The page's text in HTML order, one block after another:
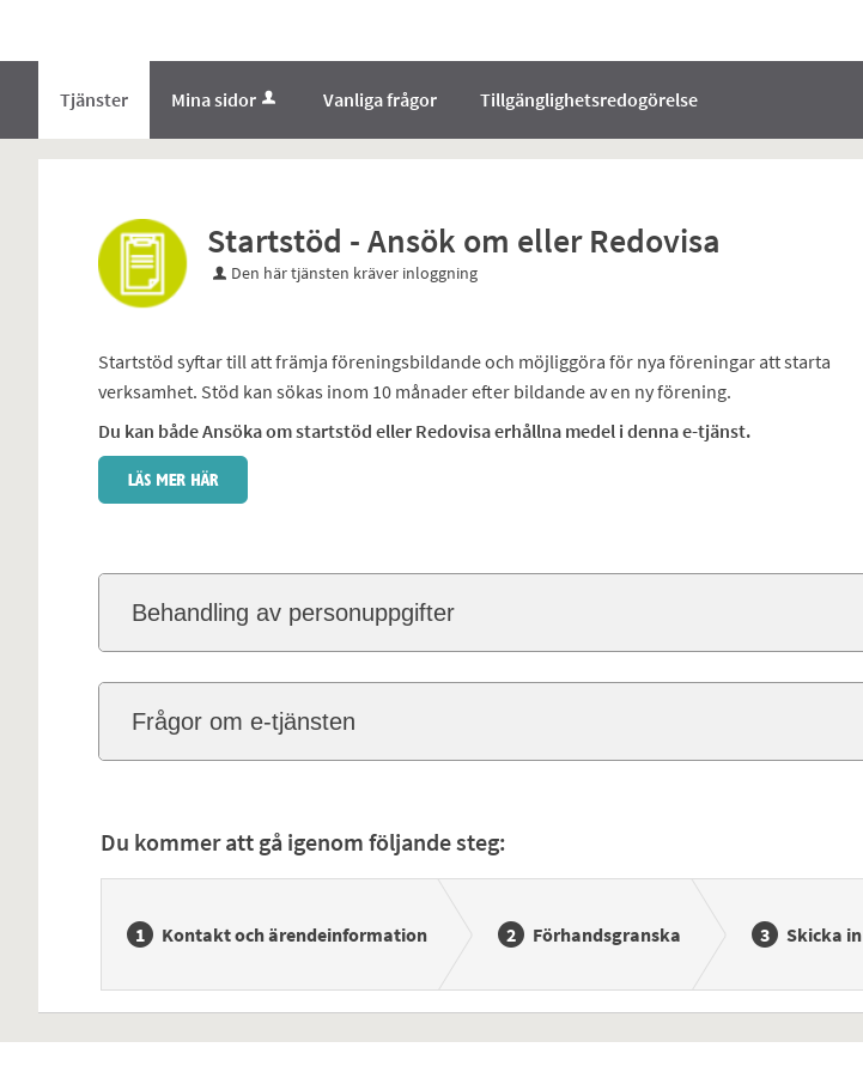
tjänster
-
Tjänster Mina sidor Vanliga frågor Tillgänglighetsredogörelse
Startstöd - Ansök om eller Redovisa
Den här tjänsten kräver inloggning
Startstöd syftar till att främja föreningsbildande och möjliggöra för nya föreningar att starta
verksamhet. Stöd kan sökas inom 10 månader efter bildande av en ny förening.
Du kan både Ansöka om startstöd eller Redovisa erhållna medel i denna e-tjänst.
Behandling av personuppgifter
Frågor om e-tjänsten
Du kommer att gå igenom följande steg:
Kontakt och ärendeinformation Förhandsgranska Skicka in